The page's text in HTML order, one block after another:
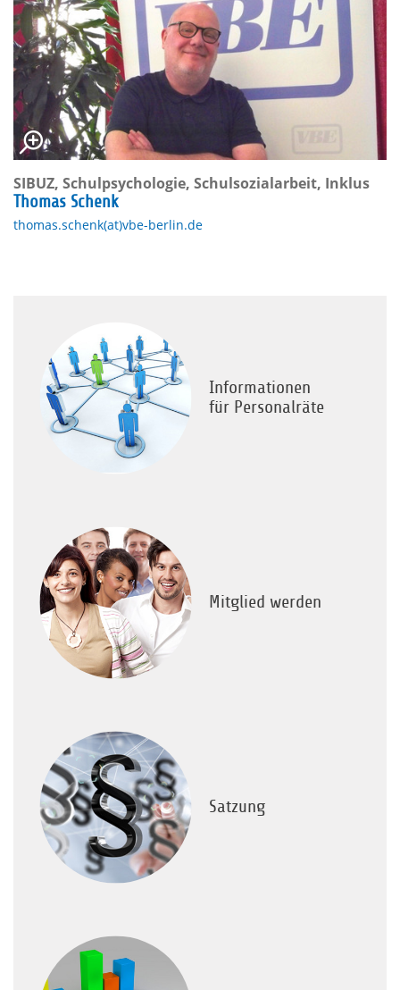
SIBUZ, Schulpsychologie, Schulsozialarbeit, Inklus
Thomas Schenk
thomas.schenk(at)vbe-berlin.de
Informationen
für Personalräte
Mitglied werden
Satzung